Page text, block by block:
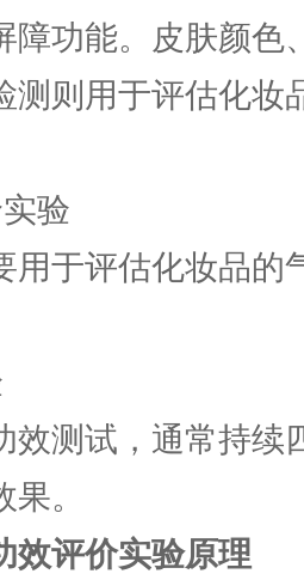
障功能。皮肤颜色
测则用于评估化妆
验
用于评估化妆品的
效测试，通常持续
。
效评价实验原理